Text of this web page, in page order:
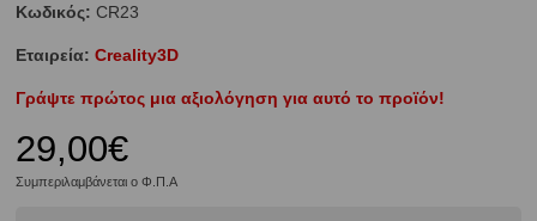
Κωδικός: CR23
Εταιρεία: Creality3D
Γράψτε πρώτος μια αξιολόγηση για αυτό το προϊόν!
29,00€
Συμπεριλαμβάνεται ο Φ.Π.Α